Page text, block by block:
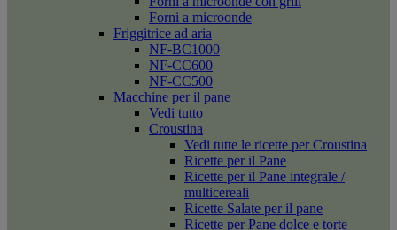
Forni a microonde
Friggitrice ad aria
NF-BC1000
NF-CC600
NF-CC500
Macchine per il pane
Vedi tutto
Croustina
Vedi tutte le ricette per Croustina
Ricette per il Pane
Ricette per il Pane integrale /
multicereali
Ricette Salate per il pane
Ricette per Pane dolce e torte